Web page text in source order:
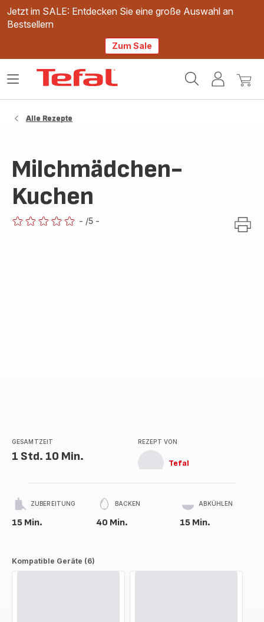
Jetzt im SALE: Entdecken Sie eine große Auswahl an
Bestsellern
Zum Sale
Mein
Mein
Das
Alle Rezepte
Milchmädchen-
Kuchen
- /5 -
GESAMTZEIT
1 Std. 10 Min.
REZEPT VON
Tefal
ZUBEREITUNG
15 Min.
BACKEN
40 Min.
ABKÜHLEN
15 Min.
Kompatible Geräte (6)